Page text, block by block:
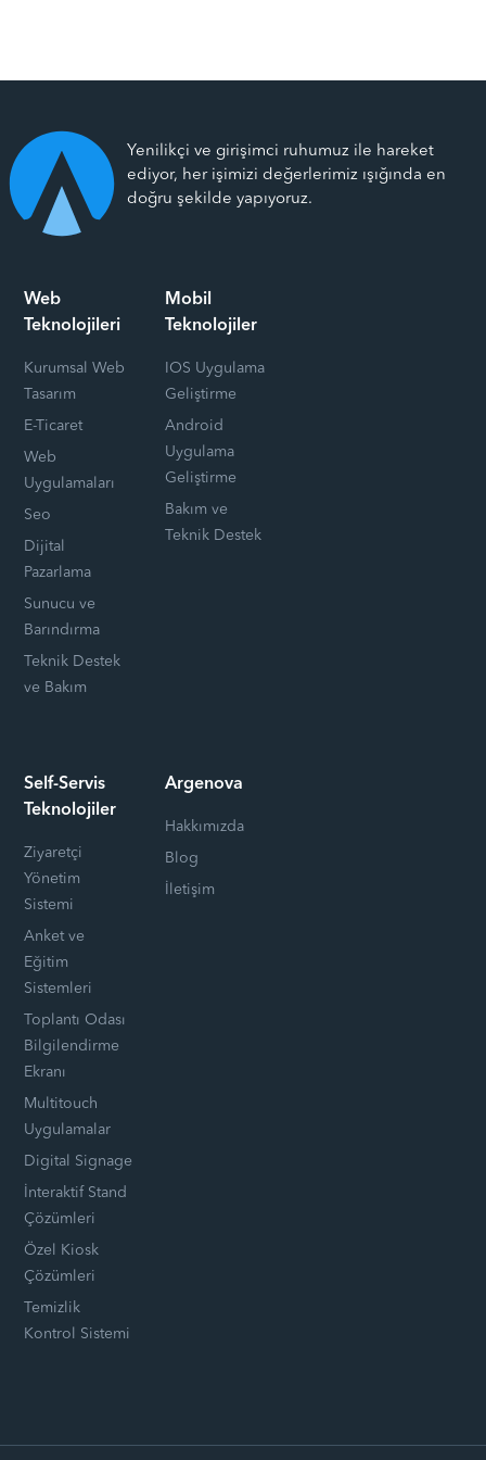
Yenilikçi ve girişimci ruhumuz ile hareket
ediyor, her işimizi değerlerimiz ışığında en
doğru şekilde yapıyoruz.
Web
Teknolojileri
Kurumsal Web
Tasarım
E-Ticaret
Web
Uygulamaları
Seo
Dijital
Pazarlama
Sunucu ve
Barındırma
Teknik Destek
ve Bakım
Mobil
Teknolojiler
IOS Uygulama
Geliştirme
Android
Uygulama
Geliştirme
Bakım ve
Teknik Destek
Self-Servis
Teknolojiler
Ziyaretçi
Yönetim
Sistemi
Anket ve
Eğitim
Sistemleri
Toplantı Odası
Bilgilendirme
Ekranı
Multitouch
Uygulamalar
Digital Signage
İnteraktif Stand
Çözümleri
Özel Kiosk
Çözümleri
Temizlik
Kontrol Sistemi
Argenova
Hakkımızda
Blog
İletişim